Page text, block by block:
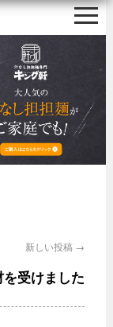
新しい投稿 →
受けました